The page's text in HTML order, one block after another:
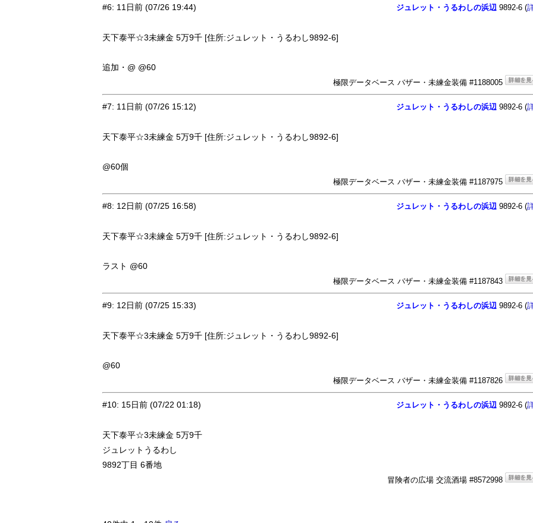
#6: 11日前 (07/26 19:44) ジュレット・うるわしの浜辺 9892-6 (
天下泰平☆3未練金 5万9千 [住所:ジュレット・うるわし9892-6]
追加・@ @60
極限データベース バザー・未練金装備 #1188005
#7: 11日前 (07/26 15:12) ジュレット・うるわしの浜辺 9892-6 (
天下泰平☆3未練金 5万9千 [住所:ジュレット・うるわし9892-6]
@60個
極限データベース バザー・未練金装備 #1187975
#8: 12日前 (07/25 16:58) ジュレット・うるわしの浜辺 9892-6 (
天下泰平☆3未練金 5万9千 [住所:ジュレット・うるわし9892-6]
ラスト @60
極限データベース バザー・未練金装備 #1187843
#9: 12日前 (07/25 15:33) ジュレット・うるわしの浜辺 9892-6 (
天下泰平☆3未練金 5万9千 [住所:ジュレット・うるわし9892-6]
@60
極限データベース バザー・未練金装備 #1187826
#10: 15日前 (07/22 01:18) ジュレット・うるわしの浜辺 9892-6 (
天下泰平☆3未練金 5万9千
ジュレットうるわし
9892丁目 6番地
冒険者の広場 交流酒場 #8572998